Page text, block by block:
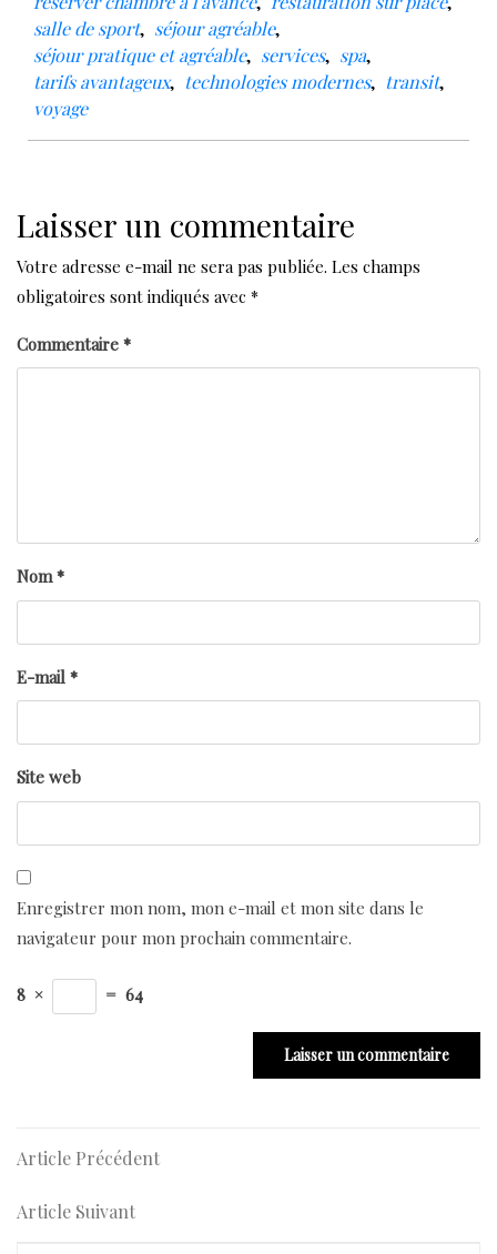
salle de sport, séjour agréable,
séjour pratique et agréable, services, spa,
tarifs avantageux, technologies modernes, transit,
voyage
Laisser un commentaire
Votre adresse e-mail ne sera pas publiée. Les champs
obligatoires sont indiqués avec *
Commentaire *
Nom*
E-mail *
Site web
Enregistrer mon nom, mon e-mail et mon site dans le
navigateur pour mon prochain commentaire.
8 × = 64
Navigation
de
Article
Article Précédent
Article
Article Suivant